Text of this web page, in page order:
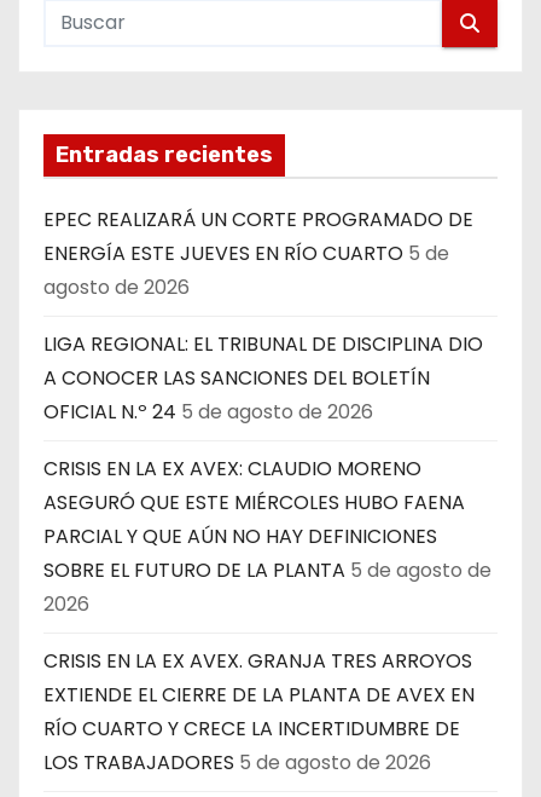
Entradas recientes
EPEC REALIZARÁ UN CORTE PROGRAMADO DE
ENERGÍA ESTE JUEVES EN RÍO CUARTO 5 de
agosto de 2026
LIGA REGIONAL: EL TRIBUNAL DE DISCIPLINA DIO
A CONOCER LAS SANCIONES DEL BOLETÍN
OFICIAL N.º 24 5 de agosto de 2026
CRISIS EN LA EX AVEX: CLAUDIO MORENO
ASEGURÓ QUE ESTE MIÉRCOLES HUBO FAENA
PARCIAL Y QUE AÚN NO HAY DEFINICIONES
SOBRE EL FUTURO DE LA PLANTA 5 de agosto de
2026
CRISIS EN LA EX AVEX. GRANJA TRES ARROYOS
EXTIENDE EL CIERRE DE LA PLANTA DE AVEX EN
RÍO CUARTO Y CRECE LA INCERTIDUMBRE DE
LOS TRABAJADORES 5 de agosto de 2026